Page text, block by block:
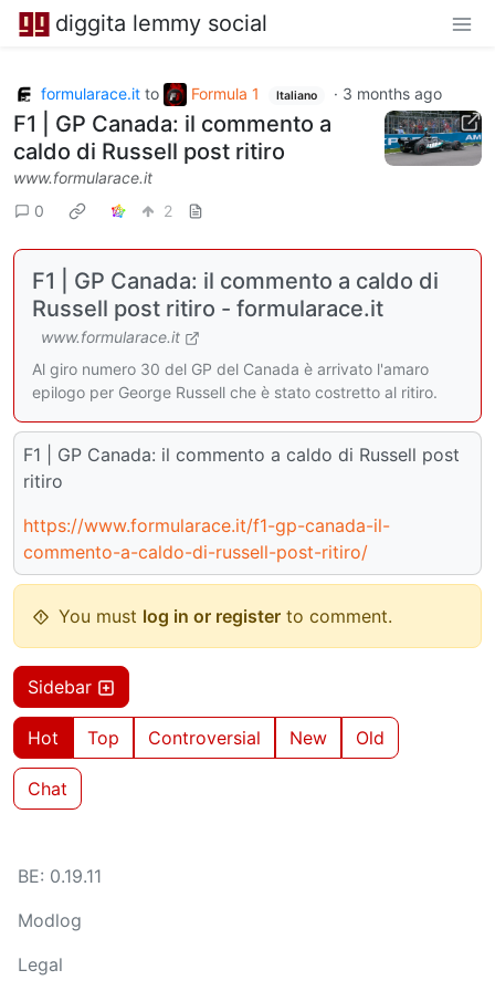
diggita lemmy social
formularace.it to Formula 1 Italiano · 3 months ago
F1 | GP Canada: il commento a
caldo di Russell post ritiro
www.formularace.it
0
2
F1 | GP Canada: il commento a caldo di
Russell post ritiro - formularace.it
www.formularace.it
Al giro numero 30 del GP del Canada è arrivato l'amaro
epilogo per George Russell che è stato costretto al ritiro.
F1 | GP Canada: il commento a caldo di Russell post
ritiro
https://www.formularace.it/f1-gp-canada-il-
commento-a-caldo-di-russell-post-ritiro/
You must log in or register to comment.
Sidebar
Hot Top Controversial New Old
Chat
BE: 0.19.11
Modlog
Legal